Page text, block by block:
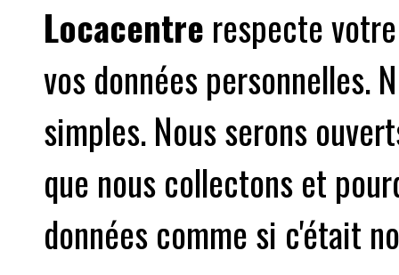
Locacentre respecte
vos données personnelles.
simples. Nous serons
que nous collectons et
données comme si c'était